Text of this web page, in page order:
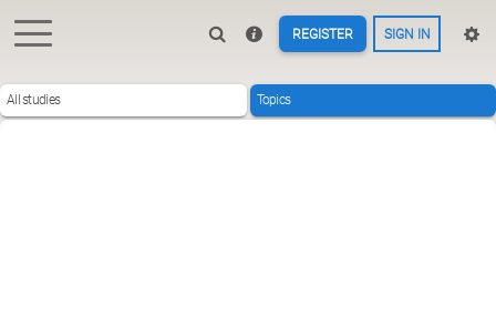
REGISTER SIGN IN
All studies Topics